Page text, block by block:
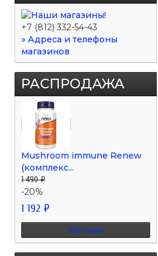
+7 (812) 332-54-43
» Адреса и телефоны
магазинов
РАСПРОДАЖА
Mushroom immune Renew
(комплекс...
1 490 ₽
-20%
1 192 ₽
Все скидки